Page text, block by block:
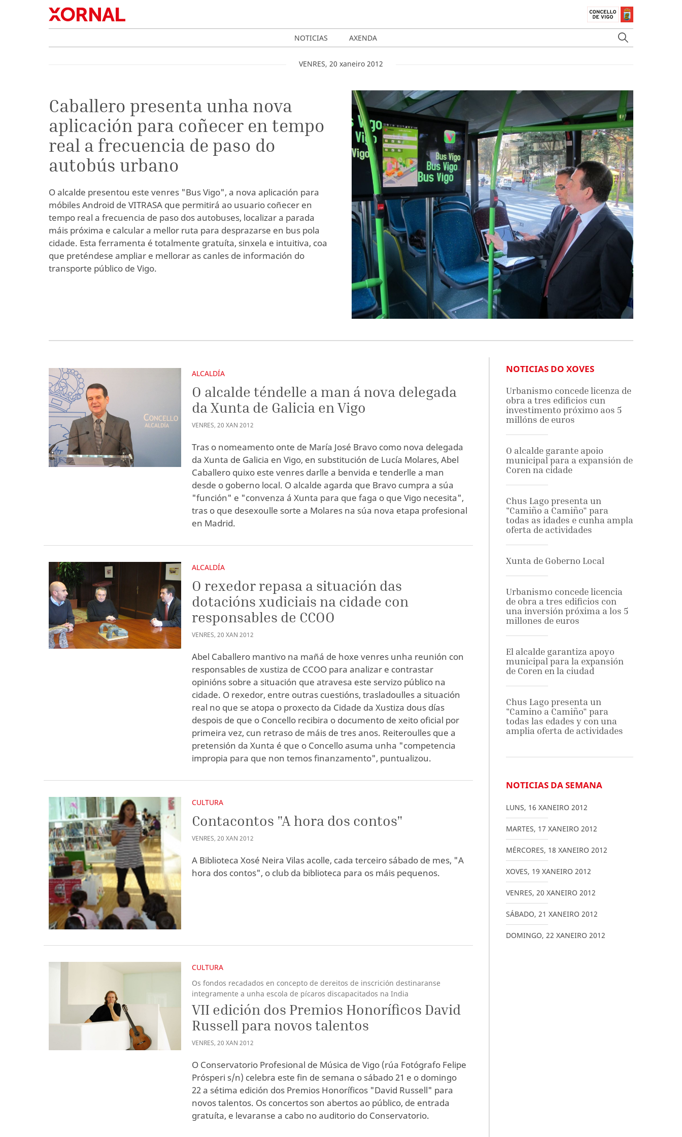
NOTICIAS AXENDA
VENRES, 20 xaneiro 2012
Caballero presenta unha nova
aplicación para coñecer en tempo
real a frecuencia de paso do
autobús urbano
O alcalde presentou este venres "Bus Vigo", a nova aplicación para
móbiles Android de VITRASA que permitirá ao usuario coñecer en
tempo real a frecuencia de paso dos autobuses, localizar a parada
máis próxima e calcular a mellor ruta para desprazarse en bus pola
cidade. Esta ferramenta é totalmente gratuíta, sinxela e intuitiva, coa
que preténdese ampliar e mellorar as canles de información do
transporte público de Vigo.
ALCALDÍA
O alcalde téndelle a man á nova delegada
da Xunta de Galicia en Vigo
VENRES,20 XAN 2012
Tras o nomeamento onte de María José Bravo como nova delegada
da Xunta de Galicia en Vigo, en substitución de Lucía Molares, Abel
Caballero quixo este venres darlle a benvida e tenderlle a man
desde o goberno local. O alcalde agarda que Bravo cumpra a súa
"función" e "convenza á Xunta para que faga o que Vigo necesita",
tras o que desexoulle sorte a Molares na súa nova etapa profesional
en Madrid.
ALCALDÍA
O rexedor repasa a situación das
dotacións xudiciais na cidade con
responsables de CCOO
VENRES,20 XAN 2012
Abel Caballero mantivo na mañá de hoxe venres unha reunión con
responsables de xustiza de CCOO para analizar e contrastar
opinións sobre a situación que atravesa este servizo público na
cidade. O rexedor, entre outras cuestións, trasladoulles a situación
real no que se atopa o proxecto da Cidade da Xustiza dous días
despois de que o Concello recibira o documento de xeito oficial por
primeira vez, cun retraso de máis de tres anos. Reiteroulles que a
pretensión da Xunta é que o Concello asuma unha "competencia
impropia para que non temos finanzamento", puntualizou.
CULTURA
Contacontos "A hora dos contos"
VENRES,20 XAN 2012
A Biblioteca Xosé Neira Vilas acolle, cada terceiro sábado de mes, "A
hora dos contos", o club da biblioteca para os máis pequenos.
CULTURA
Os fondos recadados en concepto de dereitos de inscrición destinaranse
integramente a unha escola de pícaros discapacitados na India
VII edición dos Premios Honoríficos David
Russell para novos talentos
VENRES,20 XAN 2012
O Conservatorio Profesional de Música de Vigo (rúa Fotógrafo Felipe
Prósperi s/n) celebra este fin de semana o sábado 21 e o domingo
22 a sétima edición dos Premios Honoríficos "David Russell" para
novos talentos. Os concertos son abertos ao público, de entrada
gratuíta, e levaranse a cabo no auditorio do Conservatorio.
NOTICIAS DO XOVES
Urbanismo concede licenza de
obra a tres edificios cun
investimento próximo aos 5
millóns de euros
O alcalde garante apoio
municipal para a expansión de
Coren na cidade
Chus Lago presenta un
"Camiño a Camiño" para
todas as idades e cunha ampla
oferta de actividades
Xunta de Goberno Local
Urbanismo concede licencia
de obra a tres edificios con
una inversión próxima a los 5
millones de euros
El alcalde garantiza apoyo
municipal para la expansión
de Coren en la ciudad
Chus Lago presenta un
"Camino a Camiño" para
todas las edades y con una
amplia oferta de actividades
NOTICIAS DA SEMANA
LUNS, 16 XANEIRO 2012
MARTES, 17 XANEIRO 2012
MÉRCORES, 18 XANEIRO 2012
XOVES, 19 XANEIRO 2012
VENRES, 20 XANEIRO 2012
SÁBADO, 21 XANEIRO 2012
DOMINGO, 22 XANEIRO 2012